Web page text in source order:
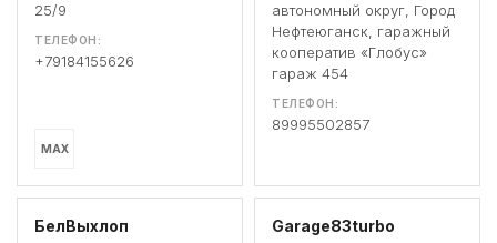
25/9
ТЕЛЕФОН:
+79184155626
MAX
автономный округ, Город
Нефтеюганск, гаражный
кооператив «Глобус»
гараж 454
ТЕЛЕФОН:
89995502857
БелВыхлоп Garage83turbo